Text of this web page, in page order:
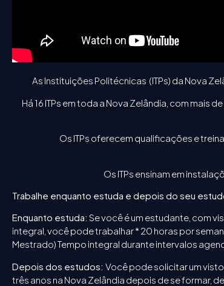
As Instituições Politécnicas (ITPs) da Nova
Há 16 ITPs em toda a Nova Zelândia, com
Os ITPs oferecem qualificações e
Os ITPs ensinam em
Trabalhe enquanto estuda e depois do seu
Enquanto estuda: Se você é um estudante, com
integral, você pode trabalhar * 20 horas por
Mestrado) Tempo integral durante intervalos
Depois dos estudos: Você pode solicitar um
três anos na Nova Zelândia depois de se formar,